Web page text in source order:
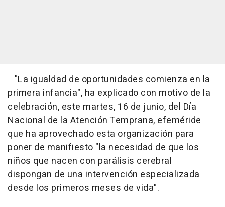
"La igualdad de oportunidades comienza en la
primera infancia", ha explicado con motivo de la
celebración, este martes, 16 de junio, del Día
Nacional de la Atención Temprana, efeméride
que ha aprovechado esta organización para
poner de manifiesto "la necesidad de que los
niños que nacen con parálisis cerebral
dispongan de una intervención especializada
desde los primeros meses de vida".